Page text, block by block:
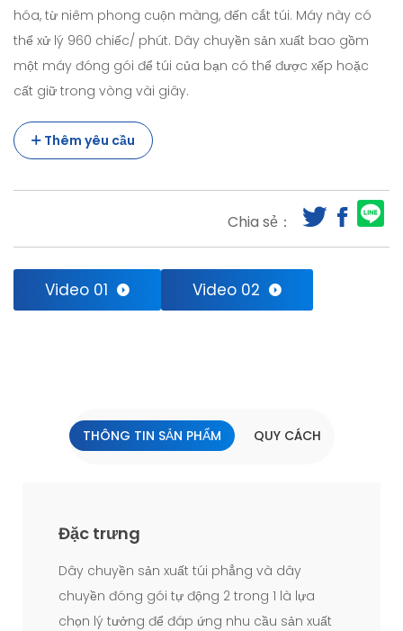
hóa, từ niêm phong cuộn màng, đến cắt túi. Máy này có
thể xử lý 960 chiếc/ phút. Dây chuyền sản xuất bao gồm
một máy đóng gói để túi của bạn có thể được xếp hoặc
cất giữ trong vòng vài giây.
Thêm yêu cầu
Chia sẻ：
Video 01 Video 02
THÔNG TIN SẢN PHẨM QUY CÁCH
Đặc trưng
Dây chuyền sản xuất túi phẳng và dây
chuyền đóng gói tự động 2 trong 1 là lựa
chọn lý tưởng để đáp ứng nhu cầu sản xuất